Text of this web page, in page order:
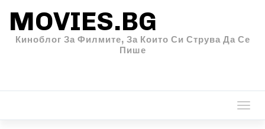
MOVIES.BG
Киноблог За Филмите, За Които Си Струва Да Се
Пише